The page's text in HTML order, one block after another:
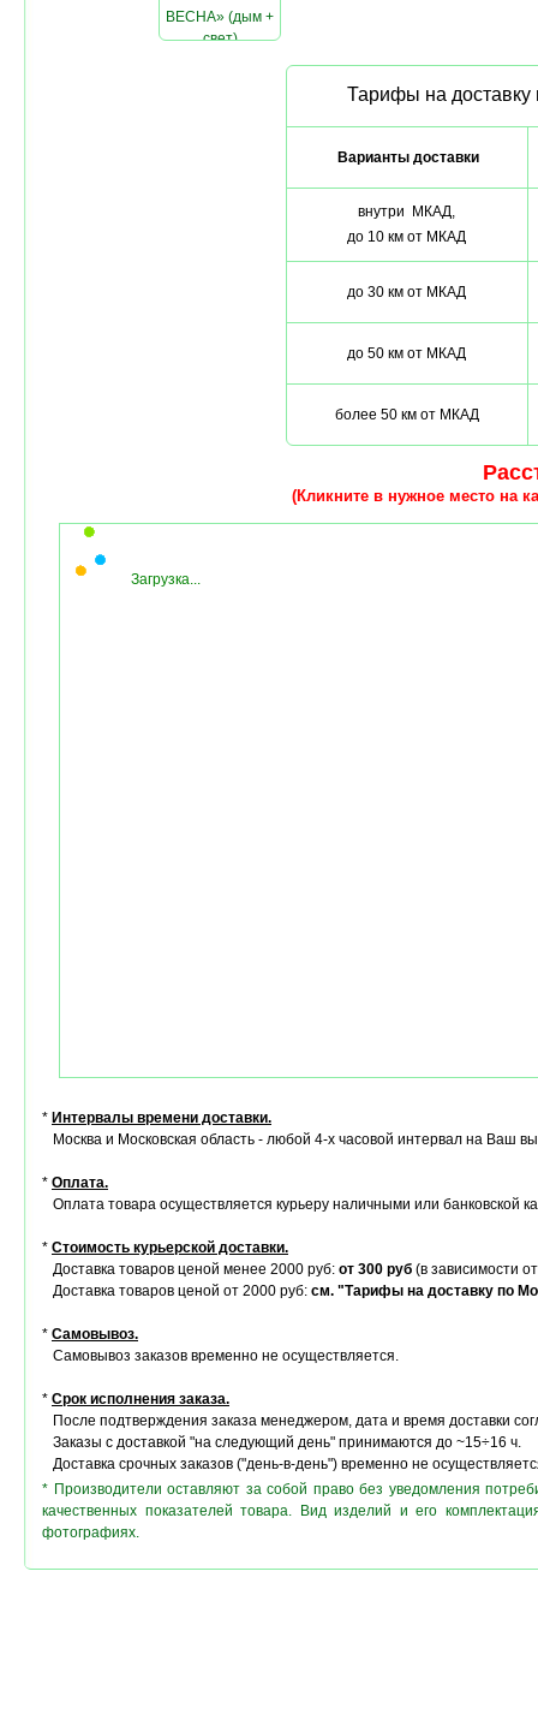
ВЕСНА» (дым +
свет)
Тарифы на доставку
Варианты доставки
внутри МКАД,
до 10 км от МКАД
до 30 км от МКАД
до 50 км от МКАД
более 50 км от МКАД
(Кликните в нужное место на
Загрузка...
* Интервалы времени доставки.
Москва и Московская область - любой 4-х часовой интервал на Ваш
* Оплата.
Оплата товара осуществляется курьеру наличными или банковской
* Стоимость курьерской доставки.
Доставка товаров ценой менее 2000 руб: от 300 руб (в зависимости
Доставка товаров ценой от 2000 руб: см. "Тарифы на доставку по
* Самовывоз.
Самовывоз заказов временно не осуществляется.
* Срок исполнения заказа.
После подтверждения заказа менеджером, дата и время доставки
Заказы с доставкой "на следующий день" принимаются до ~15÷16 ч.
Доставка срочных заказов ("день-в-день") временно не
* Производители оставляют за собой право без уведомления
качественных показателей товара. Вид изделий и его
фотографиях.